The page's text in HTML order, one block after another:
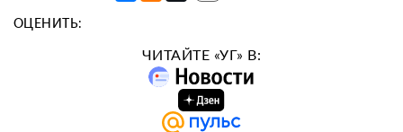
ОЦЕНИТЬ:
ЧИТАЙТЕ «УГ» В: